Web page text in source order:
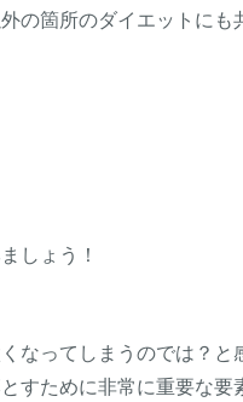
の箇所のダイエットに
しょう！
なってしまうのでは？
すために非常に重要な要